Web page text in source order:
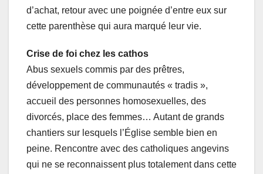
d’achat, retour avec une poignée d’entre eux sur
cette parenthèse qui aura marqué leur vie.
Crise de foi chez les cathos
Abus sexuels commis par des prêtres,
développement de communautés « tradis »,
accueil des personnes homosexuelles, des
divorcés, place des femmes… Autant de grands
chantiers sur lesquels l’Église semble bien en
peine. Rencontre avec des catholiques angevins
qui ne se reconnaissent plus totalement dans cette